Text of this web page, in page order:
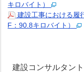
キロバイト）
建設工事における履
F：90.8キロバイト）
建設コンサルタン